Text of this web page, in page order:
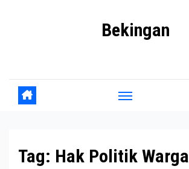
Bekingan
Tag: Hak Politik Warga